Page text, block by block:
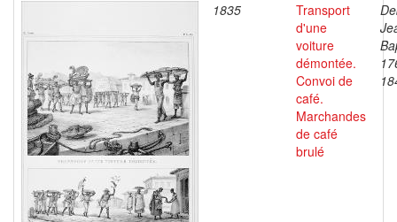
1835
Transport
d'une
voiture
démontée.
Convoi de
café.
Marchandes
de café
brulé